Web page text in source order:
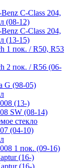
C-Class 204,
(08-12)
C-Class 204,
(13-15)
1 пок. / R50, R53
2 пок. / R56 (06-
G (98-05)
(13-)
SW (08-14)
стекло
(04-10)
1 пок. (09-16)
(16-)